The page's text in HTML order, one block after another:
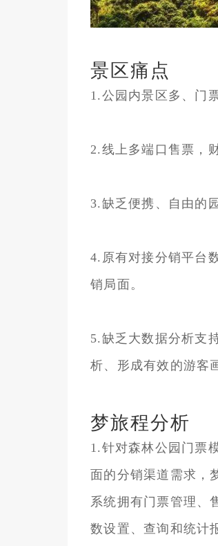
景区痛点
1.公园内景区多、门
2.线上多端口售票，
3.缺乏便携、自由的
4.原有对接分销平台
销局面。
5.缺乏大数据分析支
析、形成有效的游客
梦旅程分析
1.针对森林公园门票
面的分销渠道需求，
系统拥有门票管理、
数设置、查询和统计